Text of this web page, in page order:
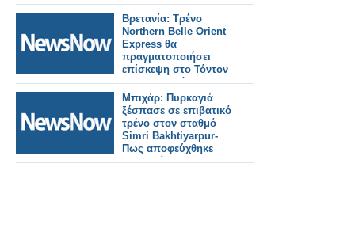
Βρετανία: Τρένο
Northern Belle Orient
Express θα
πραγματοποιήσει
επίσκεψη στο Τόντον
της Κορνουάλης.
Μπιχάρ: Πυρκαγιά
ξέσπασε σε επιβατικό
τρένο στον σταθμό
Simri Bakhtiyarpur-
Πως αποφεύχθηκε
τραγωδία.